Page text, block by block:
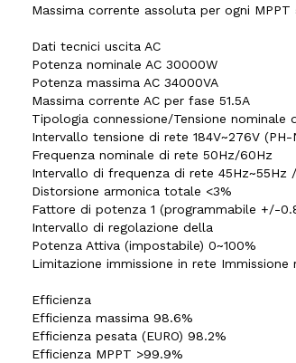
Massima corrente assoluta per ogni MPPT
Dati tecnici uscita AC
Potenza nominale AC 30000W
Potenza massima AC 34000VA
Massima corrente AC per fase 51.5A
Tipologia connessione/Tensione nominale
Intervallo tensione di rete 184V~276V
Frequenza nominale di rete 50Hz/60Hz
Intervallo di frequenza di rete
Distorsione armonica totale <3%
Fattore di potenza 1 (programmabile +/-
Intervallo di regolazione della
Potenza Attiva (impostabile) 0~100%
Limitazione immissione in rete
Efficienza
Efficienza massima 98.6%
Efficienza pesata (EURO) 98.2%
Efficienza MPPT >99.9%